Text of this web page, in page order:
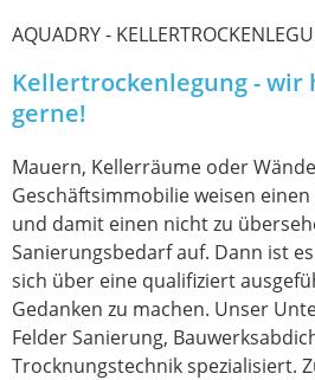
AQUADRY -
Kellertrockenlegung - wir
gerne!
Mauern, Kellerräume oder
Geschäftsimmobilie weisen
und damit einen nicht zu
Sanierungsbedarf auf. Dann ist
sich über eine qualifiziert
Gedanken zu machen. Unser
Felder Sanierung,
Trocknungstechnik spezialisiert.